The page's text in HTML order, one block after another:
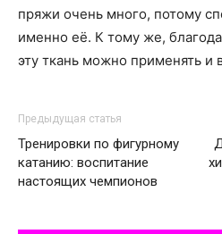
пряжи очень много, потому
именно её. К тому же,
эту ткань можно применять и
Предыдущая статья
Тренировки по фигурному
катанию: воспитание
настоящих чемпионов